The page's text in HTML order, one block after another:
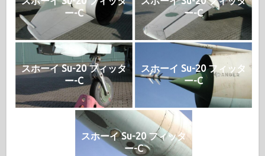
ー-C
ー-C
スホーイ Su-20 フィッタ
ー-C
スホーイ Su-20 フィッタ
ー-C
スホーイ Su-20 フィッタ
ー-C